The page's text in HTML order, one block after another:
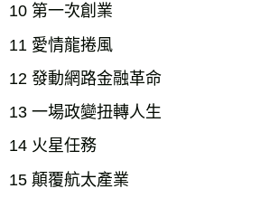
10 第一次創業
11 愛情龍捲風
12 發動網路金融革命
13 一場政變扭轉人生
14 火星任務
15 顛覆航太產業